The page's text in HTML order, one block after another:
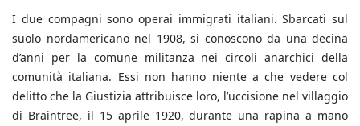
I due compagni sono operai immigrati italiani. Sbarcati sul
suolo nordamericano nel 1908, si conoscono da una decina
d’anni per la comune militanza nei circoli anarchici della
comunità italiana. Essi non hanno niente a che vedere col
delitto che la Giustizia attribuisce loro, l’uccisione nel villaggio
di Braintree, il 15 aprile 1920, durante una rapina a mano